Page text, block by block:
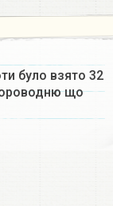
було взято 32
що